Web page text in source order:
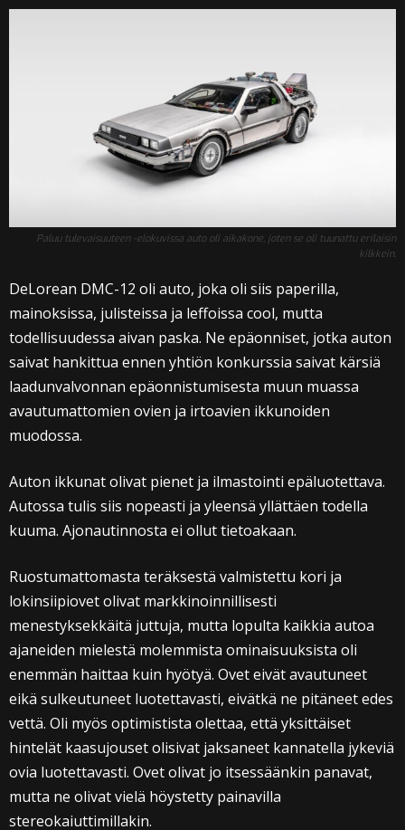
Paluu tulevaisuuteen -elokuvissa auto oli aikakone, joten se oli tuunattu erilaisin
kilkkein.
DeLorean DMC-12 oli auto, joka oli siis paperilla,
mainoksissa, julisteissa ja leffoissa cool, mutta
todellisuudessa aivan paska. Ne epäonniset, jotka auton
saivat hankittua ennen yhtiön konkurssia saivat kärsiä
laadunvalvonnan epäonnistumisesta muun muassa
avautumattomien ovien ja irtoavien ikkunoiden
muodossa.
Auton ikkunat olivat pienet ja ilmastointi epäluotettava.
Autossa tulis siis nopeasti ja yleensä yllättäen todella
kuuma. Ajonautinnosta ei ollut tietoakaan.
Ruostumattomasta teräksestä valmistettu kori ja
lokinsiipiovet olivat markkinoinnillisesti
menestyksekkäitä juttuja, mutta lopulta kaikkia autoa
ajaneiden mielestä molemmista ominaisuuksista oli
enemmän haittaa kuin hyötyä. Ovet eivät avautuneet
eikä sulkeutuneet luotettavasti, eivätkä ne pitäneet edes
vettä. Oli myös optimistista olettaa, että yksittäiset
hintelät kaasujouset olisivat jaksaneet kannatella jykeviä
ovia luotettavasti. Ovet olivat jo itsessäänkin panavat,
mutta ne olivat vielä höystetty painavilla
stereokaiuttimillakin.